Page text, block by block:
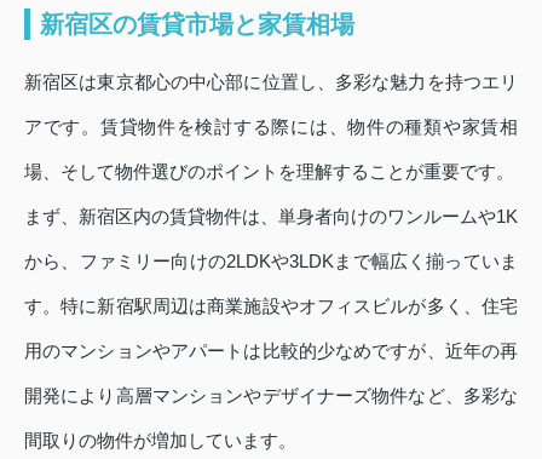
新宿区の賃貸市場と家賃相場
新宿区は東京都心の中心部に位置し、多彩な魅力を持つエリ
アです。賃貸物件を検討する際には、物件の種類や家賃相
場、そして物件選びのポイントを理解することが重要です。
まず、新宿区内の賃貸物件は、単身者向けのワンルームや1K
から、ファミリー向けの2LDKや3LDKまで幅広く揃っていま
す。特に新宿駅周辺は商業施設やオフィスビルが多く、住宅
用のマンションやアパートは比較的少なめですが、近年の再
開発により高層マンションやデザイナーズ物件など、多彩な
間取りの物件が増加しています。